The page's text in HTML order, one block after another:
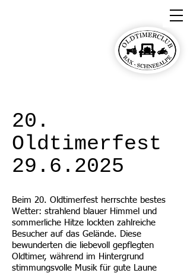
20.
Oldtimerfest
29.6.2025
Beim 20. Oldtimerfest herrschte bestes
Wetter: strahlend blauer Himmel und
sommerliche Hitze lockten zahlreiche
Besucher auf das Gelände. Diese
bewunderten die liebevoll gepflegten
Oldtimer, während im Hintergrund
stimmungsvolle Musik für gute Laune